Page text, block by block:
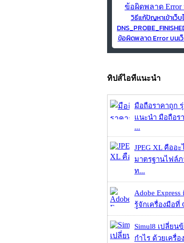
วิธีแก้ปัญหาเข้าเว็บ
ข้อผิดพลาด Error บนเว็
ทิปส์ไอทีแนะนำ
มือถือราคาถูก
แนะนำ มือถือร
...
JPEG XL คืออะ
มาตรฐานไฟล์
ท...
Adobe
รู้จักเครื่องมือที่
Simul8 เปลี่ยน
กำไร ด้วยเครื่อ